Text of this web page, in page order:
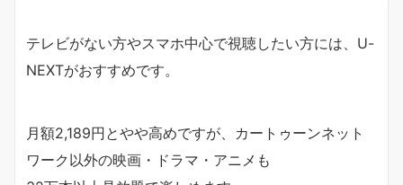
テレビがない方やスマホ中心で視聴したい方には、U-
NEXTがおすすめです。
月額2,189円とやや高めですが、カートゥーンネット
ワーク以外の映画・ドラマ・アニメも